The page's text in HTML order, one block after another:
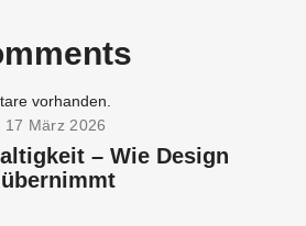
vorhanden.
17 März 2026
– Wie Design